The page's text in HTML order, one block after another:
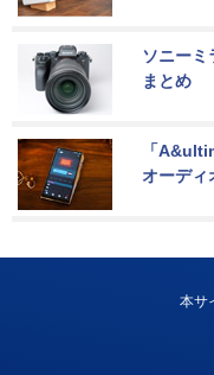
ソニー
まとめ
「
オーディ
本サ